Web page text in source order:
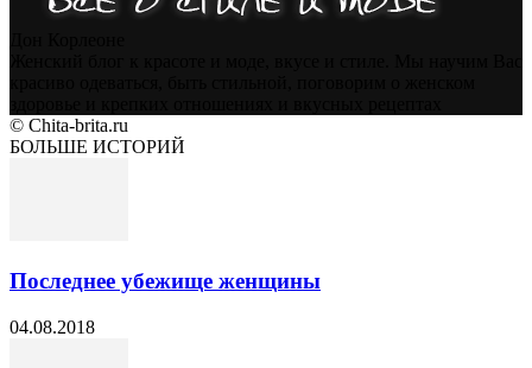
© Chita-brita.ru
БОЛЬШЕ ИСТОРИЙ
Последнее убежище женщины
04.08.2018